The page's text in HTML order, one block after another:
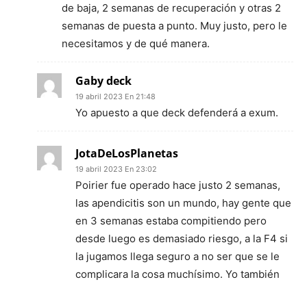
de baja, 2 semanas de recuperación y otras 2
semanas de puesta a punto. Muy justo, pero le
necesitamos y de qué manera.
Gaby deck
19 abril 2023 En 21:48
Yo apuesto a que deck defenderá a exum.
JotaDeLosPlanetas
19 abril 2023 En 23:02
Poirier fue operado hace justo 2 semanas,
las apendicitis son un mundo, hay gente que
en 3 semanas estaba compitiendo pero
desde luego es demasiado riesgo, a la F4 si
la jugamos llega seguro a no ser que se le
complicara la cosa muchísimo. Yo también